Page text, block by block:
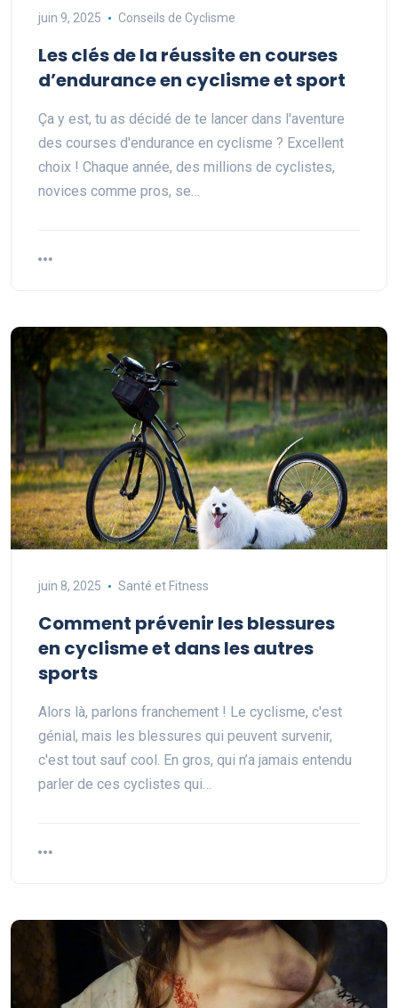
juin 9, 2025 Conseils de Cyclisme
Les clés de la réussite en courses
d’endurance en cyclisme et sport
Ça y est, tu as décidé de te lancer dans l'aventure
des courses d'endurance en cyclisme ? Excellent
choix ! Chaque année, des millions de cyclistes,
novices comme pros, se…
juin 8, 2025 Santé et Fitness
Comment prévenir les blessures
en cyclisme et dans les autres
sports
Alors là, parlons franchement ! Le cyclisme, c'est
génial, mais les blessures qui peuvent survenir,
c'est tout sauf cool. En gros, qui n’a jamais entendu
parler de ces cyclistes qui…